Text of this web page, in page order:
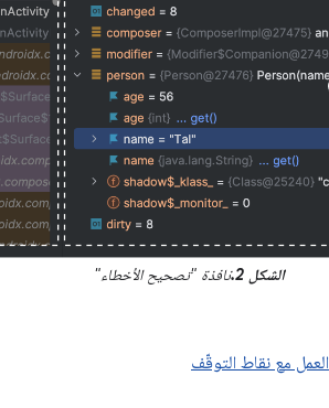
الشكل 2. نافذة "تصحيح الأخطاء"
العمل مع نقاط التوقّف